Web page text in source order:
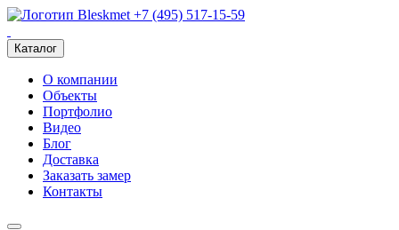
+7 (495) 517-15-59
Каталог
О компании
Объекты
Портфолио
Видео
Блог
Доставка
Заказать замер
Контакты